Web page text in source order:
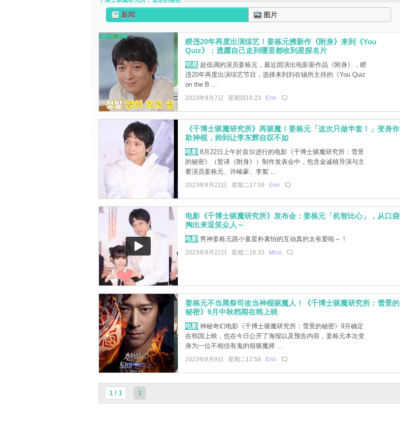
新闻 图片
睽违20年再度出演综艺！姜栋元携新作《附身》来到《You
Quiz》：透露自己走到哪里都收到星探名片
明星超低调的演员姜栋元，最近因演出电影新作品《附身》，睽
违20年再度出演综艺节目，选择来到刘在锡所主持的《You Quiz
on the B ...
2023年9月7日 星期四16:23 Erin
《千博士驱魔研究所》再驱魔！姜栋元「这次只做半套！」变身诈
欺神棍，帅到让李东辉自叹不如
电影8月22日上午於首尔进行的电影《千博士驱魔研究所：雪景
的秘密》（暂译《附身》）制作发表会中，包含金诚植导演与主
要演员姜栋元、许峻豪、李絮 ...
2023年8月22日 星期二17:59 Erin
电影《千博士驱魔研究所》发布会：姜栋元「机智比心」，从口袋
掏出来逗笑众人～
电影男神姜栋元跟小童星朴素怡的互动真的太有爱啦～！
2023年8月22日 星期二16:33 Mico
姜栋元不当黑祭司改当神棍驱魔人！《千博士驱魔研究所：雪景的
秘密》9月中秋档期在韩上映
电影神秘奇幻电影《千博士驱魔研究所：雪景的秘密》9月确定
在韩国上映，也在今日公开了海报以及预告内容，姜栋元本次变
身为一位不相信有鬼的假驱魔师 ...
2023年8月8日 星期二12:58 Erin
1 / 1 1